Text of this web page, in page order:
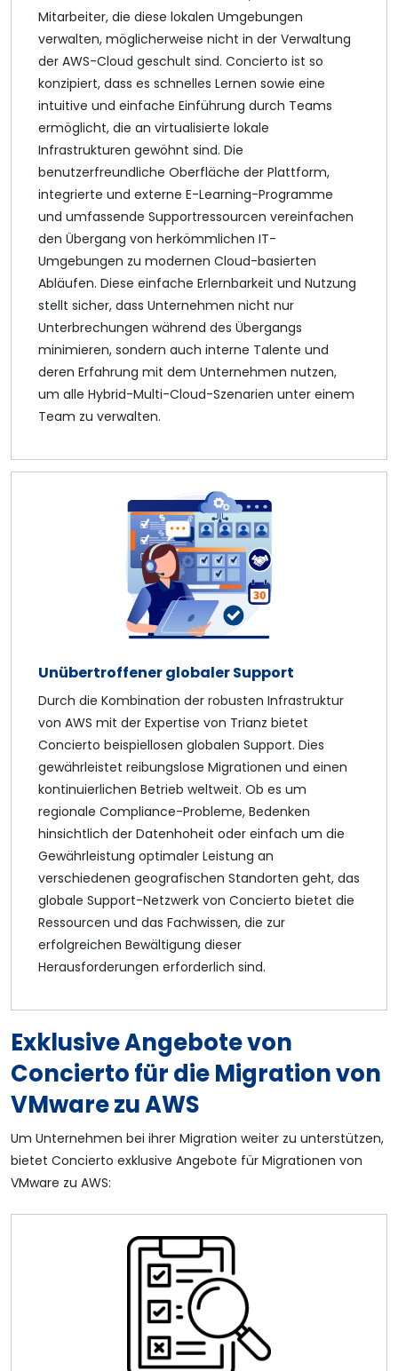
Mitarbeiter, die diese lokalen Umgebungen
verwalten, möglicherweise nicht in der Verwaltung
der AWS-Cloud geschult sind. Concierto ist so
konzipiert, dass es schnelles Lernen sowie eine
intuitive und einfache Einführung durch Teams
ermöglicht, die an virtualisierte lokale
Infrastrukturen gewöhnt sind. Die
benutzerfreundliche Oberfläche der Plattform,
integrierte und externe E-Learning-Programme
und umfassende Supportressourcen vereinfachen
den Übergang von herkömmlichen IT-
Umgebungen zu modernen Cloud-basierten
Abläufen. Diese einfache Erlernbarkeit und Nutzung
stellt sicher, dass Unternehmen nicht nur
Unterbrechungen während des Übergangs
minimieren, sondern auch interne Talente und
deren Erfahrung mit dem Unternehmen nutzen,
um alle Hybrid-Multi-Cloud-Szenarien unter einem
Team zu verwalten.
Unübertroffener globaler Support
Durch die Kombination der robusten Infrastruktur
von AWS mit der Expertise von Trianz bietet
Concierto beispiellosen globalen Support. Dies
gewährleistet reibungslose Migrationen und einen
kontinuierlichen Betrieb weltweit. Ob es um
regionale Compliance-Probleme, Bedenken
hinsichtlich der Datenhoheit oder einfach um die
Gewährleistung optimaler Leistung an
verschiedenen geografischen Standorten geht, das
globale Support-Netzwerk von Concierto bietet die
Ressourcen und das Fachwissen, die zur
erfolgreichen Bewältigung dieser
Herausforderungen erforderlich sind.
Exklusive Angebote von
Concierto für die Migration von
VMware zu AWS
Um Unternehmen bei ihrer Migration weiter zu unterstützen,
bietet Concierto exklusive Angebote für Migrationen von
VMware zu AWS: